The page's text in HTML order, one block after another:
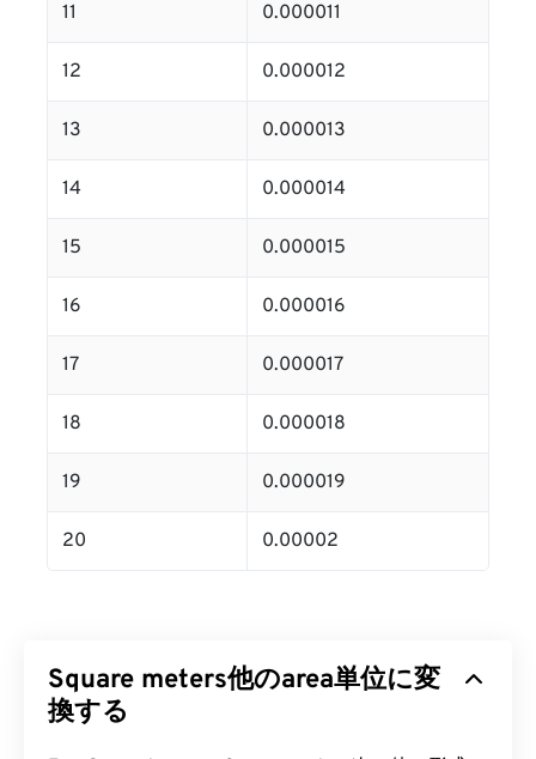
11 0.000011
12 0.000012
13 0.000013
14 0.000014
15 0.000015
16 0.000016
17 0.000017
18 0.000018
19 0.000019
20 0.00002
Square meters他のarea単位に変
換する